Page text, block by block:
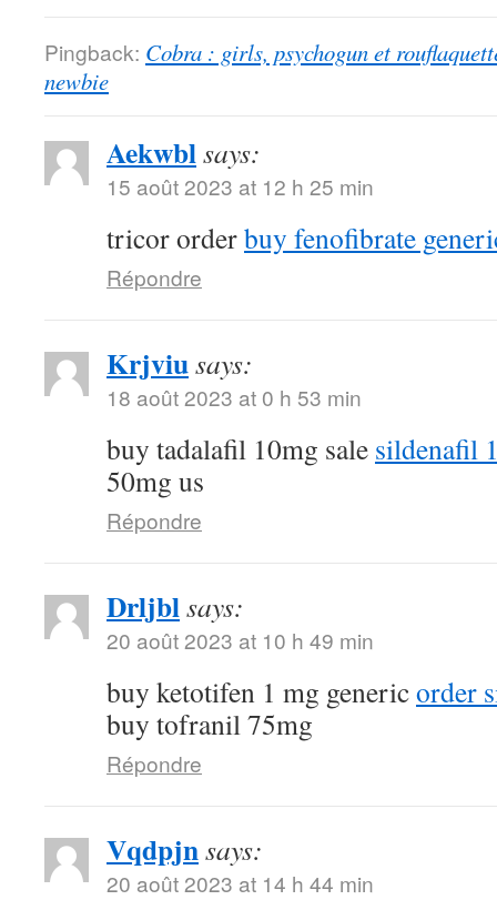
Pingback: Cobra : girls, psychogun et
newbie
Aekwblsays:
15 août 2023 at 12 h 25 min
tricor orderbuy fenofibrate
Répondre
Krjviusays:
18 août 2023 at 0 h 53 min
buy tadalafil 10mg sale sildenafil
50mg us
Répondre
Drljblsays:
20 août 2023 at 10 h 49 min
buy ketotifen 1 mg genericorder
buy tofranil 75mg
Répondre
Vqdpjnsays:
20 août 2023 at 14 h 44 min